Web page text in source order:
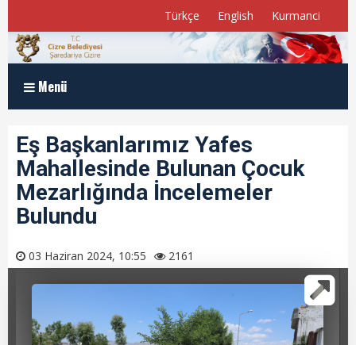
Türkçe English Kurmanci
Menü
Anasayfa
Kurumsal
Müdürlükler
Meclis Üyelerimiz
E-Belediye
Eş Başkanlarımız Yafes
Mahallesinde Bulunan Çocuk
Mezarlığında İncelemeler
Bulundu
03 Haziran 2024, 10:55 2161